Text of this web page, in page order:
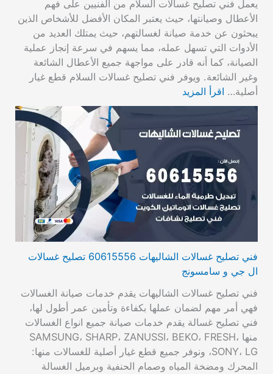
يعمل فني تصليح غسالات السلام من الفنيين على فهم
الأعطال وصيانتها، حيث يعتبر المكان الأفضل للأشخاص الذين
يبحثون عن خدمة صيانة لغسالتهم، حيث يمتلك العديد من
الأدوات التي تسهل عمله، مما يسهم في سرعة إنجاز عملية
الصيانة، كما أنه قادر على مواجهة جميع الأعطال الشائعة
وغير الشائعة. ويوفر فني تصليح غسالات السلام قطع غيار
أصلية… اقرأ المزيد
فني تصليح غسالات الشاليهات 60615556 تصليح غسالات
ال جي و سامسونج
فني تصليح غسالات الشاليهات يقدم خدمات صيانة الغسالات
فهي أمر مهم لضمان عملها بكفاءة وتأمين عمر أطول لها،
فني تصليح غسالة يقدم خدمات صيانة جميع انواع الغسالات
منها SAMSUNG، SHARP، ZANUSSI، BEKO، FRESH،
SONY، LG، ونوفر جميع قطع غيار أصلية للغسالات منها:
المحرك ومضخة المياه وصمام الحنفية وبرميل الغسالة